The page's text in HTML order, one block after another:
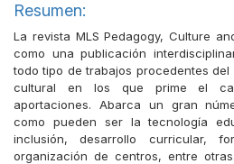
Resumen:
La revista MLS Pedagogy, Culture
como una publicación
todo tipo de trabajos procedentes
cultural en los que prime el
aportaciones. Abarca un gran
como pueden ser la tecnología
inclusión, desarrollo curricular,
organización de centros, entre